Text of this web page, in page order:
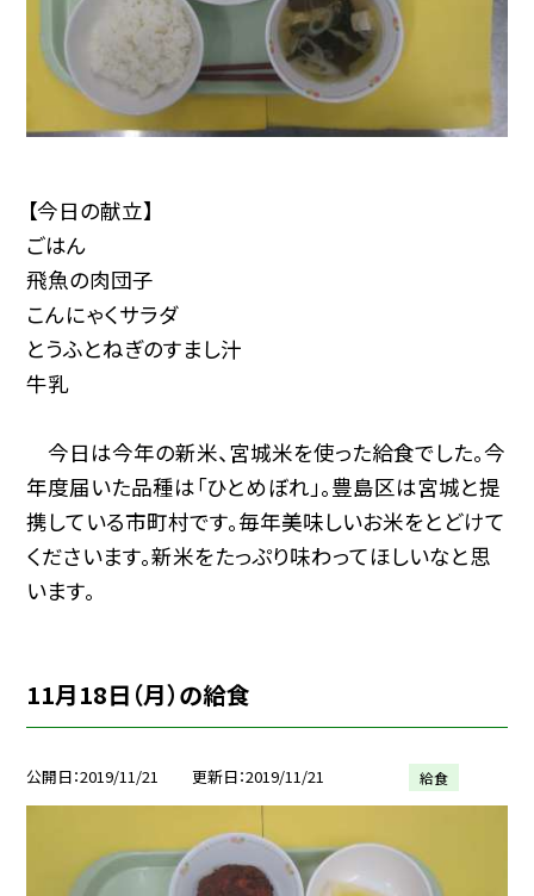
【今日の献立】
ごはん
飛魚の肉団子
こんにゃくサラダ
とうふとねぎのすまし汁
牛乳
今日は今年の新米、宮城米を使った給食でした。今
年度届いた品種は「ひとめぼれ」。豊島区は宮城と提
携している市町村です。毎年美味しいお米をとどけて
くださいます。新米をたっぷり味わってほしいなと思
います。
11月18日（月）の給食
公開日 2019/11/21 更新日 2019/11/21 給食